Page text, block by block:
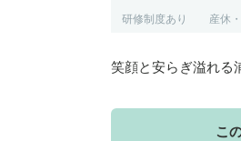
研修制度あり 産休
笑顔と安らぎ溢れる
こ